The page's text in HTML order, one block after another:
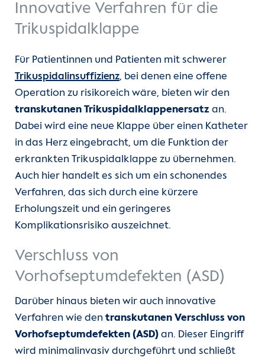
Innovative Verfahren für die
Trikuspidalklappe
Für Patientinnen und Patienten mit schwerer
Trikuspidalinsuffizienz, bei denen eine offene
Operation zu risikoreich wäre, bieten wir den
transkutanen Trikuspidalklappenersatz an.
Dabei wird eine neue Klappe über einen Katheter
in das Herz eingebracht, um die Funktion der
erkrankten Trikuspidalklappe zu übernehmen.
Auch hier handelt es sich um ein schonendes
Verfahren, das sich durch eine kürzere
Erholungszeit und ein geringeres
Komplikationsrisiko auszeichnet.
Verschluss von
Vorhofseptumdefekten (ASD)
Darüber hinaus bieten wir auch innovative
Verfahren wie den transkutanen Verschluss von
Vorhofseptumdefekten (ASD) an. Dieser Eingriff
wird minimalinvasiv durchgeführt und schließt